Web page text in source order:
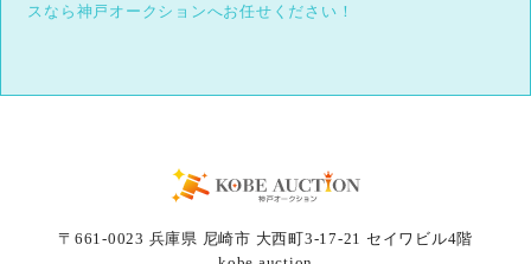
スなら神戸オークションへお任せください！
〒661-0023 兵庫県 尼崎市 大西町3-17-21 セイワビル4階